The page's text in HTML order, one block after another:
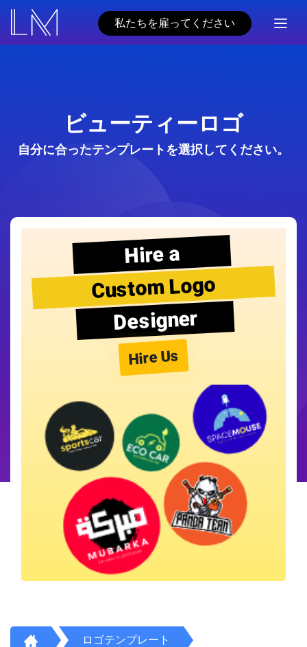
私たちを雇ってください
ビューティーロゴ
自分に合ったテンプレートを選択してください。
Hire a
Custom Logo
Designer
Hire Us
ロゴテンプレート